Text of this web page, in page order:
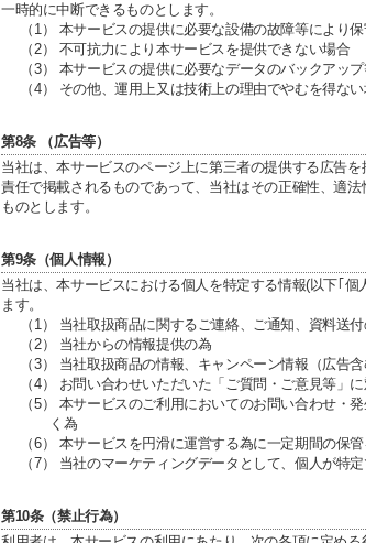
一時的に中断できるものとします。
（1） 本サービスの提供に必要な設備の故障等により
（2） 不可抗力により本サービスを提供できない場合
（3） 本サービスの提供に必要なデータのバックアッ
（4） その他、運用上又は技術上の理由でやむを得な
第8条 （広告等）
当社は、本サービスのページ上に第三者の提供する広告
責任で掲載されるものであって、当社はその正確性、適
ものとします。
第9条（個人情報）
当社は、本サービスにおける個人を特定する情報(以下｢
ます。
（1） 当社取扱商品に関するご連絡、ご通知、資料送
（2） 当社からの情報提供の為
（3） 当社取扱商品の情報、キャンペーン情報（広告
（4） お問い合わせいただいた「ご質問・ご意見等」
（5） 本サービスのご利用においてのお問い合わせ・
く為
（6） 本サービスを円滑に運営する為に一定期間の保
（7） 当社のマーケティングデータとして、個人が特
第10条（禁止行為）